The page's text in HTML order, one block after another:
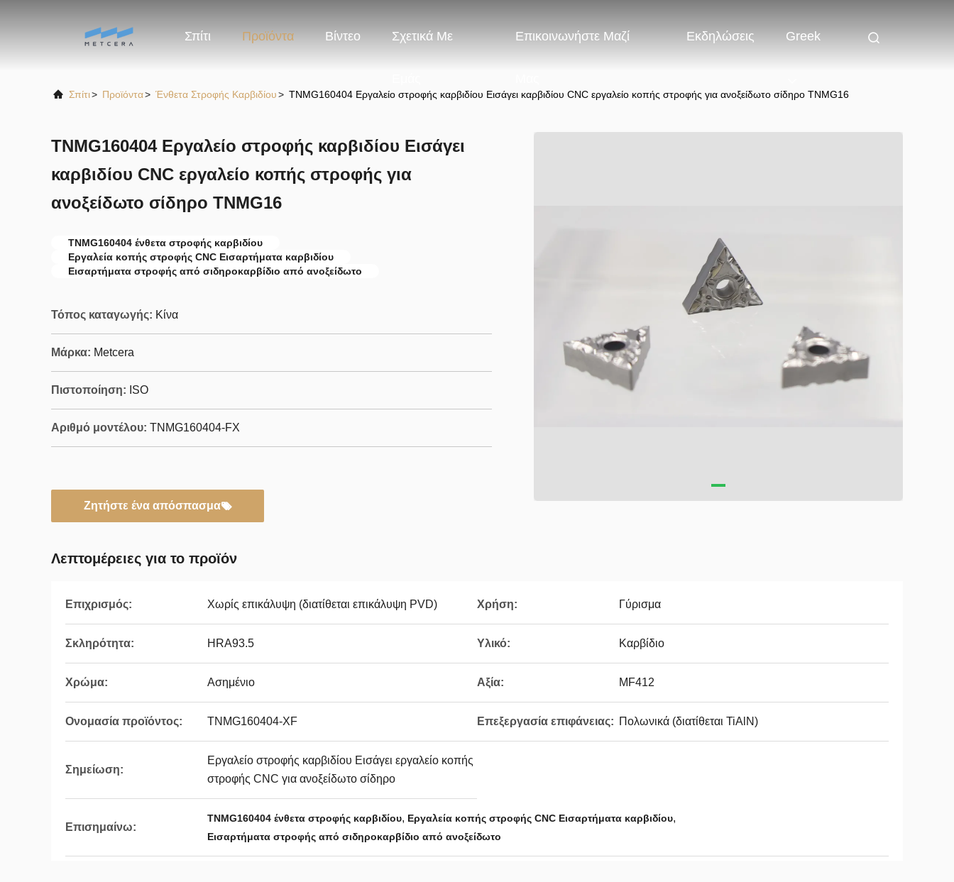
Σπίτι Προϊόντα Βίντεο Σχετικά Με Επικοινωνήστε Μαζί Εκδηλώσεις Greek
Σπίτι> Προϊόντα> Ένθετα Στροφής Καρβιδίου> TNMG160404 Εργαλείο στροφής καρβιδίου Εισάγει καρβιδίου CNC εργαλείο κοπής στροφής για ανοξείδωτο σίδηρο TNMG16
TNMG160404 Εργαλείο στροφής καρβιδίου Εισάγει
καρβιδίου CNC εργαλείο κοπής στροφής για
ανοξείδωτο σίδηρο TNMG16
TNMG160404 ένθετα στροφής καρβιδίου
Εργαλεία κοπής στροφής CNC Εισαρτήματα καρβιδίου
Εισαρτήματα στροφής από σιδηροκαρβίδιο από ανοξείδωτο
Τόπος καταγωγής: Κίνα
Μάρκα: Metcera
Πιστοποίηση: ISO
Αριθμό μοντέλου: TNMG160404-FX
Ζητήστε ένα απόσπασμα
Λεπτομέρειες για το προϊόν
Επιχρισμός: Χωρίς επικάλυψη (διατίθεται επικάλυψη PVD) Χρήση: Γύρισμα
Σκληρότητα: HRA93.5 Υλικό: Καρβίδιο
Χρώμα: Ασημένιο Αξία: ΜF412
Ονομασία προϊόντος: TNMG160404-XF Επεξεργασία επιφάνειας: Πολωνικά (διατίθεται TiAlN)
Σημείωση:
Εργαλείο στροφής καρβιδίου Εισάγει εργαλείο κοπής
στροφής CNC για ανοξείδωτο σίδηρο
Επισημαίνω:
TNMG160404 ένθετα στροφής καρβιδίου, Εργαλεία κοπής στροφής CNC Εισαρτήματα καρβιδίου,
Εισαρτήματα στροφής από σιδηροκαρβίδιο από ανοξείδωτο